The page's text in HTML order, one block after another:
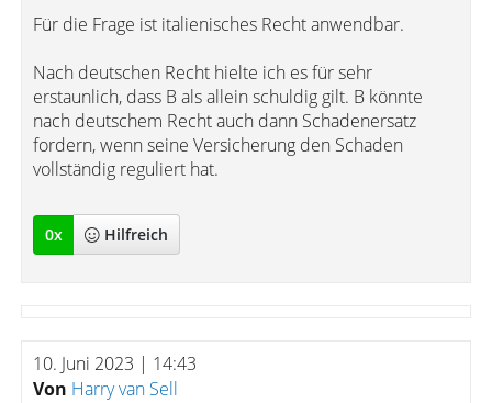
Für die Frage ist italienisches Recht anwendbar.
Nach deutschen Recht hielte ich es für sehr
erstaunlich, dass B als allein schuldig gilt. B könnte
nach deutschem Recht auch dann Schadenersatz
fordern, wenn seine Versicherung den Schaden
vollständig reguliert hat.
0x Hilfreich
10. Juni 2023 | 14:43
Von Harry van Sell